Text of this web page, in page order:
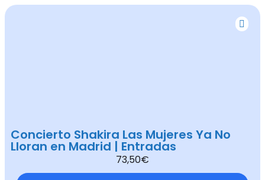
Concierto Shakira Las Mujeres Ya No
Lloran en Madrid | Entradas
73,50€